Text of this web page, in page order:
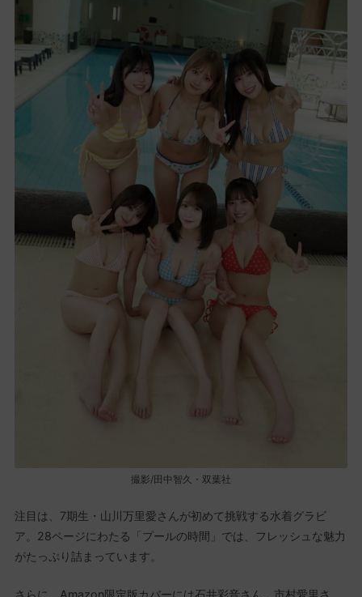
撮影/田中智久・双葉社
注目は、7期生・山川万里愛さんが初めて挑戦する水着グラビ
ア。28ページにわたる「プールの時間」では、フレッシュな魅力
がたっぷり詰まっています。
さらに、Amazon限定版カバーには石井彩音さん、市村愛里さ